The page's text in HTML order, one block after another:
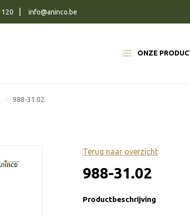
ONZE
info@aninco.be
988-31.02
Terug naar overzicht
988-31.02
Productbeschrijving